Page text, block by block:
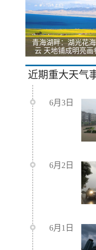
青海湖畔：湖光花
云 天地铺成明亮画
近期重大天气
6月3日
6月2日
6月1日